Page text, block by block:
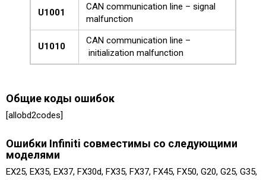
U1001
CAN communication line – signal
malfunction
U1010
CAN communication line –
initialization malfunction
Общие коды ошибок
[allobd2codes]
Ошибки Infiniti совместимы со следующими
моделями
EX25, EX35, EX37, FX30d, FX35, FX37, FX45, FX50, G20, G25, G35,